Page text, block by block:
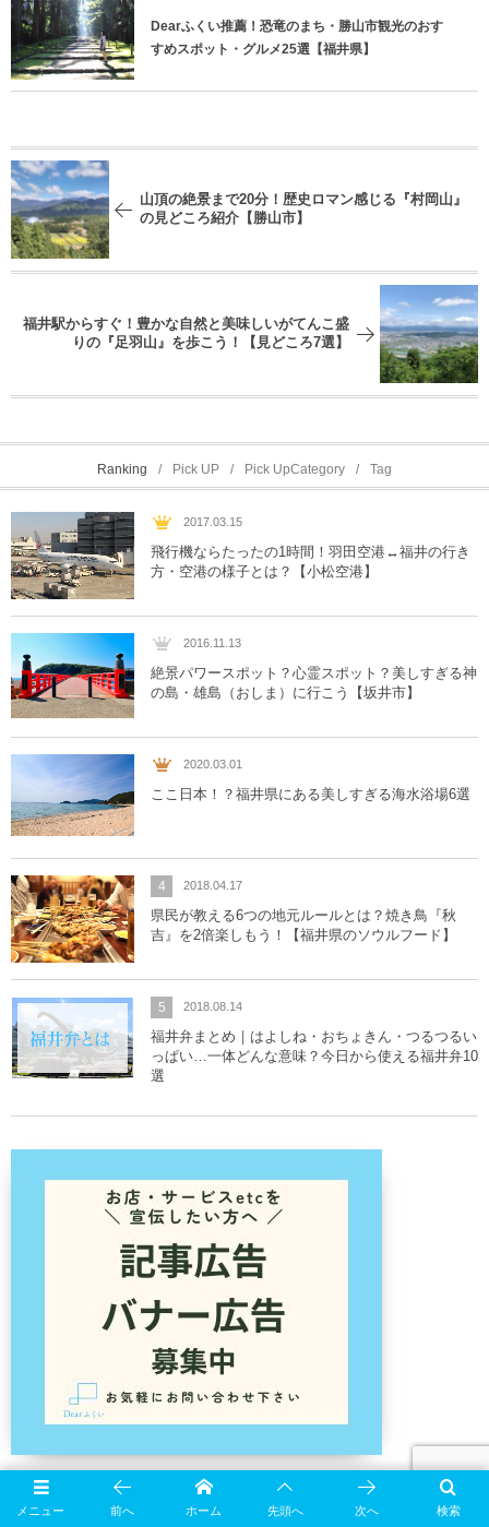
Dearふくい推薦！恐竜のまち・勝山市観光のおす
すめスポット・グルメ25選【福井県】
山頂の絶景まで20分！歴史ロマン感じる『村岡山』
の見どころ紹介【勝山市】
福井駅からすぐ！豊かな自然と美味しいがてんこ盛
りの『足羽山』を歩こう！【見どころ7選】
Ranking Pick UP Pick UpCategory Tag
2017.03.15
飛行機ならたったの1時間！羽田空港↔︎福井の行き
方・空港の様子とは？【小松空港】
2016.11.13
絶景パワースポット？心霊スポット？美しすぎる神
の島・雄島（おしま）に行こう【坂井市】
2020.03.01
ここ日本！？福井県にある美しすぎる海水浴場6選
4 2018.04.17
県民が教える6つの地元ルールとは？焼き鳥『秋
吉』を2倍楽しもう！【福井県のソウルフード】
5 2018.08.14
福井弁まとめ｜はよしね・おちょきん・つるつるい
っぱい…一体どんな意味？今日から使える福井弁10
選
メニュー 検索
前へ ホーム 先頭へ 次へ